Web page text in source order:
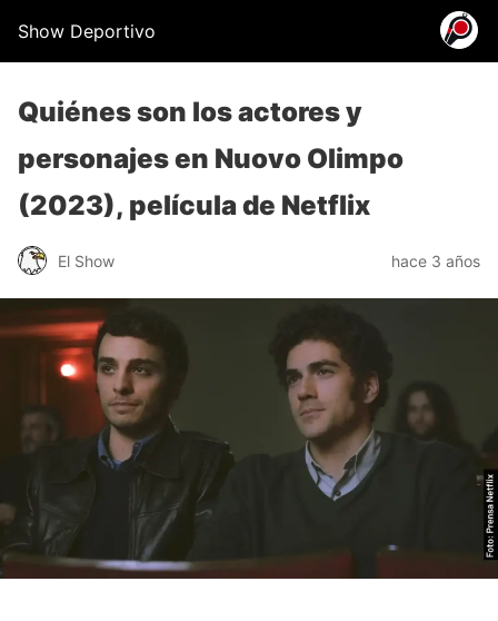
Show Deportivo
Quiénes son los actores y
personajes en Nuovo Olimpo
(2023), película de Netflix
El Show hace 3 años